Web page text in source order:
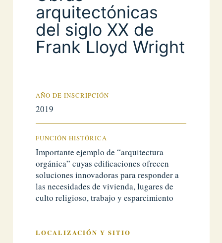
arquitectónicas
del siglo XX de
Frank Lloyd Wright
AÑO DE INSCRIPCIÓN
2019
FUNCIÓN HISTÓRICA
Importante ejemplo de “arquitectura
orgánica” cuyas edificaciones ofrecen
soluciones innovadoras para responder a
las necesidades de vivienda, lugares de
culto religioso, trabajo y esparcimiento
LOCALIZACIÓN YSITIO